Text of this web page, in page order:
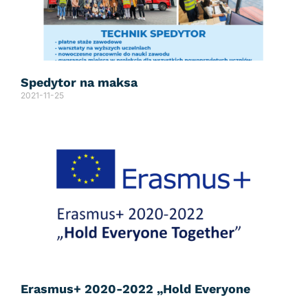
Spedytor na maksa
2021-11-25
Erasmus+ 2020-2022 „Hold Everyone